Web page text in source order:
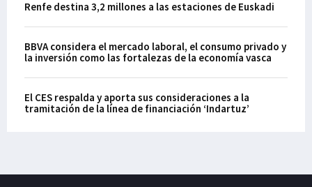
Renfe destina 3,2 millones a las estaciones de Euskadi
BBVA considera el mercado laboral, el consumo privado y
la inversión como las fortalezas de la economía vasca
El CES respalda y aporta sus consideraciones a la
tramitación de la línea de financiación ‘Indartuz’